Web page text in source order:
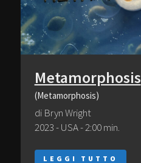
Metamorphosis
(Metamorphosis)
di Bryn Wright
2023 - USA - 2:00 min.
LEGGI TUTTO